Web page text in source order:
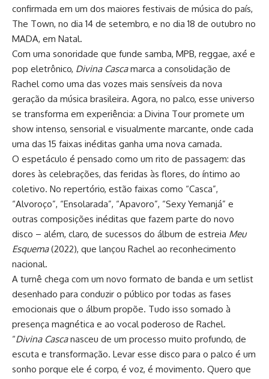
confirmada em um dos maiores festivais de música do país,
The Town, no dia 14 de setembro, e no dia 18 de outubro no
MADA, em Natal.
Com uma sonoridade que funde samba, MPB, reggae, axé e
pop eletrônico, Divina Cascamarca a consolidação de
Rachel como uma das vozes mais sensíveis da nova
geração da música brasileira. Agora, no palco, esse universo
se transforma em experiência: a Divina Tour promete um
show intenso, sensorial e visualmente marcante, onde cada
uma das 15 faixas inéditas ganha uma nova camada.
O espetáculo é pensado como um rito de passagem: das
dores às celebrações, das feridas às flores, do íntimo ao
coletivo. No repertório, estão faixas como “Casca”,
“Alvoroço”, “Ensolarada”, “Apavoro”, “Sexy Yemanjá” e
outras composições inéditas que fazem parte do novo
disco – além, claro, de sucessos do álbum de estreia Meu
Esquema(2022), que lançou Rachel ao reconhecimento
nacional.
A turnê chega com um novo formato de banda e um setlist
desenhado para conduzir o público por todas as fases
emocionais que o álbum propõe. Tudo isso somado à
presença magnética e ao vocal poderoso de Rachel.
“Divina Cascanasceu de um processo muito profundo, de
escuta e transformação. Levar esse disco para o palco é um
sonho porque ele é corpo, é voz, é movimento. Quero que